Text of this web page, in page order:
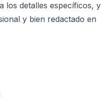
los detalles específicos, y
y bien redactado en